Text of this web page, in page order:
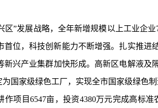
区”发展战略，全年新增规模以上工业企业
首位，科技创新能力不断增强。扎实推进
兴产业集群加快形成。高新区电解液及
国家级绿色工厂，实现全市国家级绿色制
作项目6547亩，投资4380万元完成高标准